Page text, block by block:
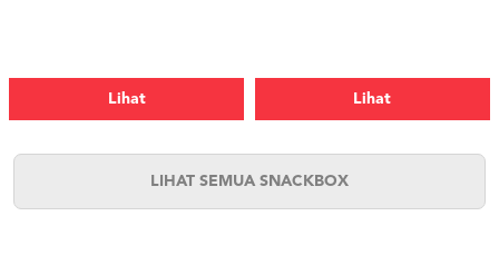
Lihat Lihat
LIHAT SEMUA SNACKBOX